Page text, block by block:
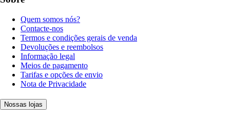
Quem somos nós?
Contacte-nos
Termos e condições gerais de venda
Devoluções e reembolsos
Informação legal
Meios de pagamento
Tarifas e opções de envio
Nota de Privacidade
Nossas lojas